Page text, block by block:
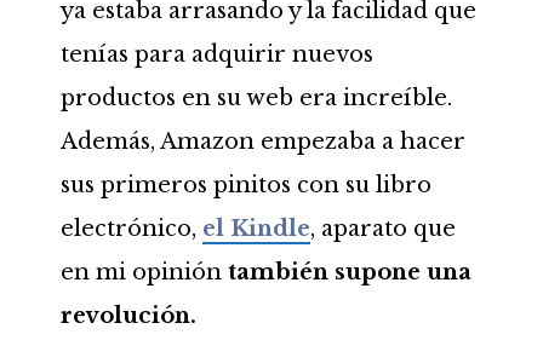
ya estaba arrasando y la facilidad que
tenías para adquirir nuevos
productos en su web era increíble.
Además, Amazon empezaba a hacer
sus primeros pinitos con su libro
electrónico, el Kindle, aparato que
en mi opinión también supone una
revolución.